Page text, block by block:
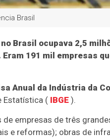
Brasil
Brasil ocupava 2,5
191 mil empresas
Anual da Indústria da
Estatística ( IBGE ).
empresas de três
e reformas); obras de